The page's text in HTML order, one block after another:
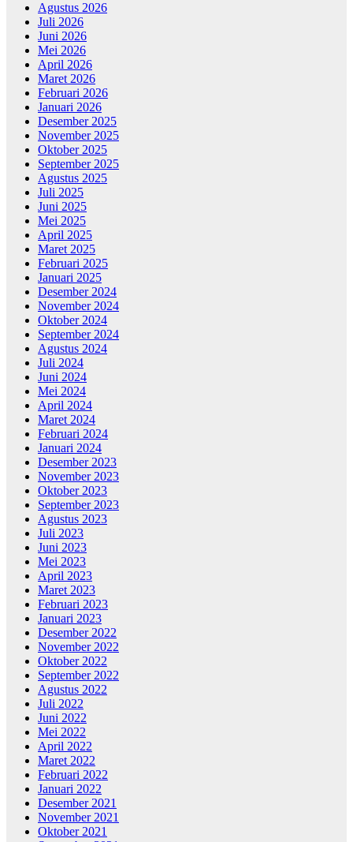
Agustus 2026
Juli 2026
Juni 2026
Mei 2026
April 2026
Maret 2026
Februari 2026
Januari 2026
Desember 2025
November 2025
Oktober 2025
September 2025
Agustus 2025
Juli 2025
Juni 2025
Mei 2025
April 2025
Maret 2025
Februari 2025
Januari 2025
Desember 2024
November 2024
Oktober 2024
September 2024
Agustus 2024
Juli 2024
Juni 2024
Mei 2024
April 2024
Maret 2024
Februari 2024
Januari 2024
Desember 2023
November 2023
Oktober 2023
September 2023
Agustus 2023
Juli 2023
Juni 2023
Mei 2023
April 2023
Maret 2023
Februari 2023
Januari 2023
Desember 2022
November 2022
Oktober 2022
September 2022
Agustus 2022
Juli 2022
Juni 2022
Mei 2022
April 2022
Maret 2022
Februari 2022
Januari 2022
Desember 2021
November 2021
Oktober 2021